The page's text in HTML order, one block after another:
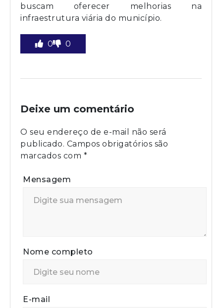
buscam oferecer melhorias na
infraestrutura viária do município.
0 0
Deixe um comentário
O seu endereço de e-mail não será
publicado. Campos obrigatórios são
marcados com *
Mensagem
Nome completo
E-mail